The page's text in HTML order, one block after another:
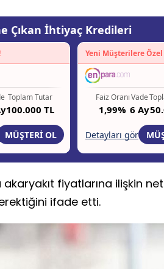
fiyatlarına ilişkin
ifade etti.